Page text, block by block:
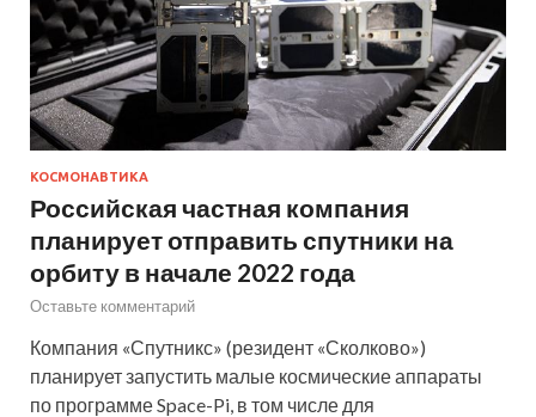
КОСМОНАВТИКА
Российская частная компания
планирует отправить спутники на
орбиту в начале 2022 года
Оставьте комментарий
Компания «Спутникс» (резидент «Сколково»)
планирует запустить малые космические аппараты
по программе Space-Pi, в том числе для